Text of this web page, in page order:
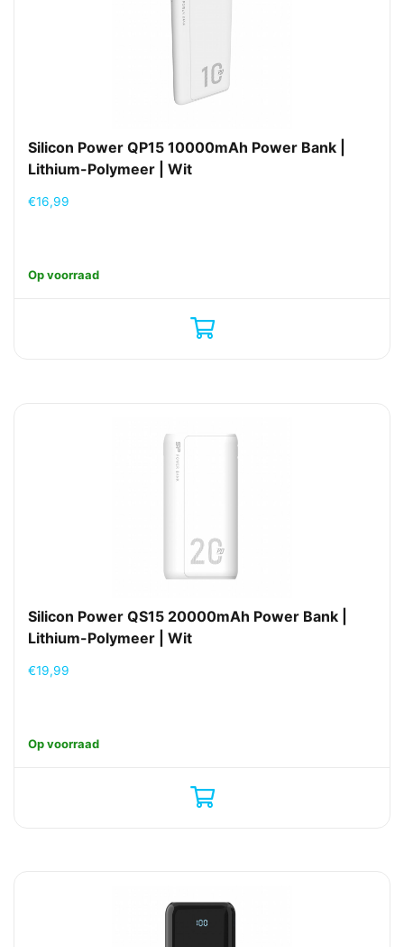
Silicon Power QP15 10000mAh Power Bank |
Lithium-Polymeer | Wit
€16,99
Op voorraad
Silicon Power QS15 20000mAh Power Bank |
Lithium-Polymeer | Wit
€19,99
Op voorraad